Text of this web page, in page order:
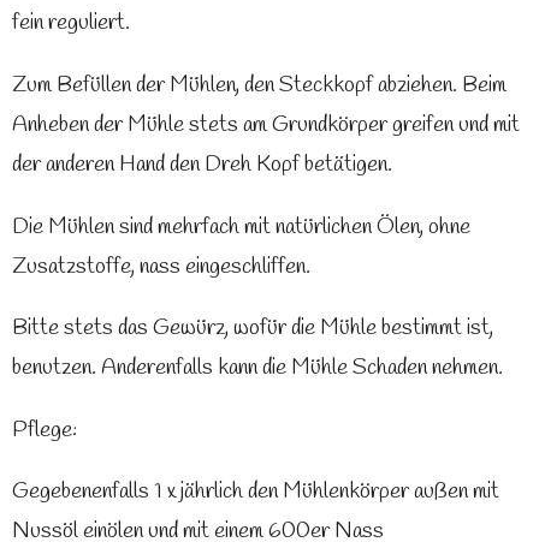
fein reguliert.
Zum Befüllen der Mühlen, den Steckkopf abziehen. Beim
Anheben der Mühle stets am Grundkörper greifen und mit
der anderen Hand den Dreh Kopf betätigen.
Die Mühlen sind mehrfach mit natürlichen Ölen, ohne
Zusatzstoffe, nass eingeschliffen.
Bitte stets das Gewürz, wofür die Mühle bestimmt ist,
benutzen. Anderenfalls kann die Mühle Schaden nehmen.
Pflege:
Gegebenenfalls 1 x jährlich den Mühlenkörper außen mit
Nussöl einölen und mit einem 600er Nass